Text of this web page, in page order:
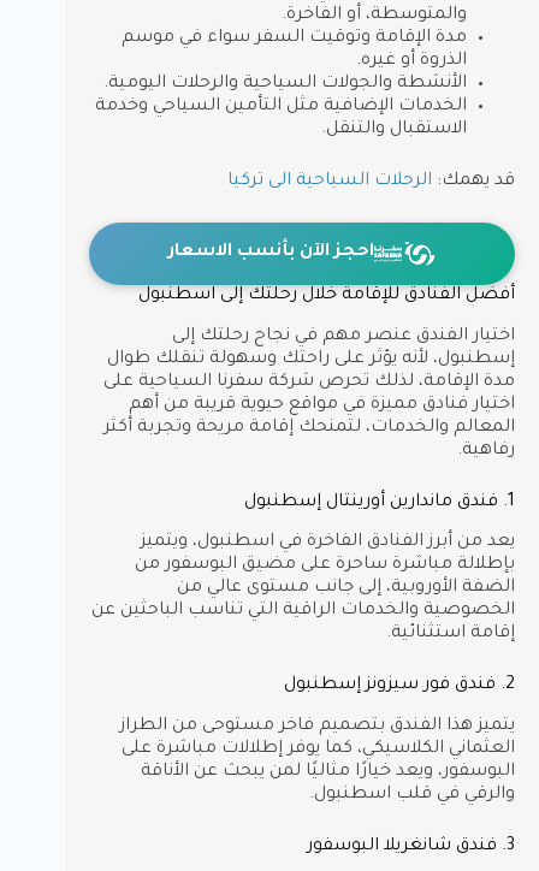
والمتوسطة، أو الفاخرة.
مدة الإقامة وتوقيت السفر سواء في موسم
الذروة أو غيره.
الأنشطة والجولات السياحية والرحلات اليومية.
الخدمات الإضافية مثل التأمين السياحي وخدمة
الاستقبال والتنقل.
قد يهمك: الرحلات السياحية الى تركيا
احجز الآن بأنسب الاسعار
أفضل الفنادق للإقامة خلال رحلتك إلى اسطنبول
اختيار الفندق عنصر مهم في نجاح رحلتك إلى
إسطنبول، لأنه يؤثر على راحتك وسهولة تنقلك طوال
مدة الإقامة، لذلك تحرص شركة سفرنا السياحية على
اختيار فنادق مميزة في مواقع حيوية قريبة من أهم
المعالم والخدمات، لتمنحك إقامة مريحة وتجربة أكثر
رفاهية.
1. فندق ماندارين أورينتال إسطنبول
يعد من أبرز الفنادق الفاخرة في اسطنبول، ويتميز
بإطلالة مباشرة ساحرة على مضيق البوسفور من
الضفة الأوروبية، إلى جانب مستوى عالي من
الخصوصية والخدمات الراقية التي تناسب الباحثين عن
إقامة استثنائية.
2. فندق فور سيزونز إسطنبول
يتميز هذا الفندق بتصميم فاخر مستوحى من الطراز
العثماني الكلاسيكي، كما يوفر إطلالات مباشرة على
البوسفور، ويعد خيارًا مثاليًا لمن يبحث عن الأناقة
والرقي في قلب اسطنبول.
3. فندق شانغريلا البوسفور